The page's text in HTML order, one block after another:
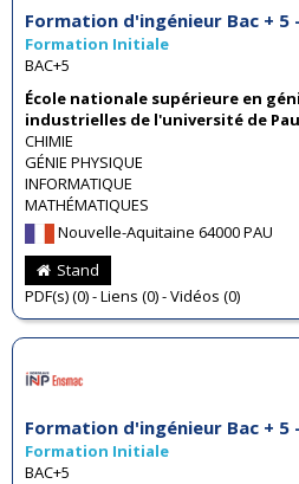
Formation d'ingénieur Bac + 5
Formation Initiale
BAC+5
École nationale supérieure en
industrielles de l'université de Pau
CHIMIE
GÉNIE PHYSIQUE
INFORMATIQUE
MATHÉMATIQUES
Nouvelle-Aquitaine 64000 PAU
Stand
PDF(s) (0) - Liens (0) - Vidéos (0)
Formation d'ingénieur Bac + 5
Formation Initiale
BAC+5